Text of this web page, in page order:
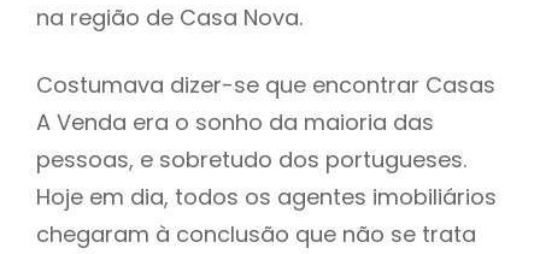
na região de Casa Nova.
Costumava dizer-se que encontrar Casas
A Venda era o sonho da maioria das
pessoas, e sobretudo dos portugueses.
Hoje em dia, todos os agentes imobiliários
chegaram à conclusão que não se trata